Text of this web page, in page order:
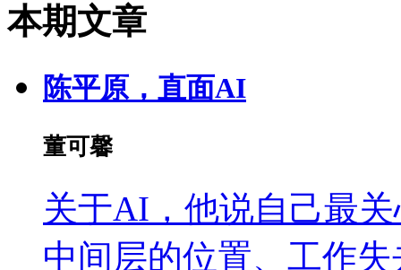
本期文章
陈平原，直面AI
董可馨
关于AI，他说自己最
中间层的位置、工作